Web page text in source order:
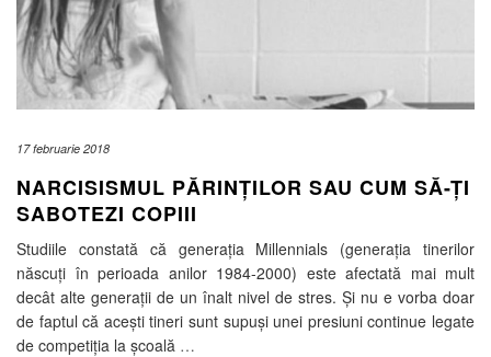
17 februarie 2018
NARCISISMUL PĂRINȚILOR SAU CUM SĂ-ȚI
SABOTEZI COPIII
Studiile constată că generația Millennials (generația tinerilor
născuți în perioada anilor 1984-2000) este afectată mai mult
decât alte generații de un înalt nivel de stres. Și nu e vorba doar
de faptul că acești tineri sunt supuși unei presiuni continue legate
de competiția la școală …